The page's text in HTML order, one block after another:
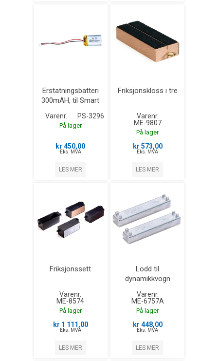
Erstatningsbatteri
300mAH, til Smart
Varenr. PS-3296
På lager
kr 450,00
Eks. MVA
LES MER
Friksjonskloss i tre
Varenr.
ME-9807
På lager
kr 573,00
Eks. MVA
LES MER
Friksjonssett
Varenr.
ME-8574
På lager
kr 1 111,00
Eks. MVA
LES MER
Lodd til
dynamikkvogn
Varenr.
ME-6757A
På lager
kr 448,00
Eks. MVA
LES MER